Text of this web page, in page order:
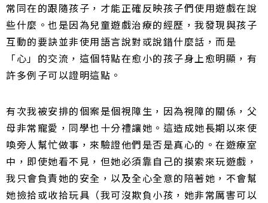
常同在的跟隨孩子，才能正確反映孩子們使用遊戲在說
些什麼。也是因為兒童遊戲治療的經歷，我發現與孩子
互動的要訣並非使用語言說對或說錯什麼話，而是
「心」的交流，這個特點在愈小的孩子身上愈明顯，有
許多例子可以證明這點。
有次我被安排的個案是個視障生，因為視障的關係，父
母非常寵愛，同學也十分禮讓她。這造成她長期以來使
喚旁人幫忙做事，來驗證他們是否是真心的。在遊療室
中，即使她看不見，但她必須靠自己的摸索來玩遊戲，
我只會負責她的安全，以及全心全意的陪著她，不會幫
她撿拾或收拾玩具（我可沒欺負小孩，她非常厲害可以